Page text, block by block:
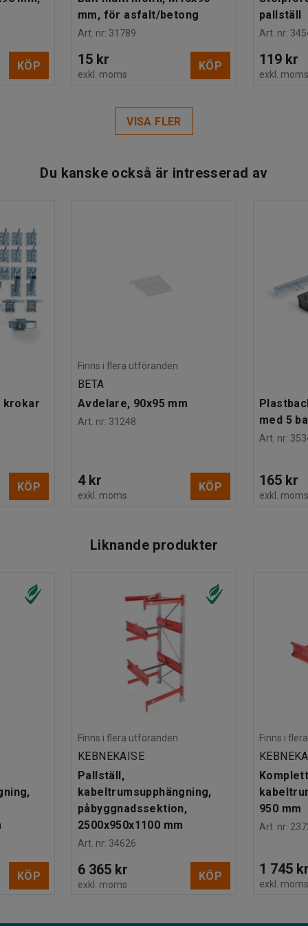
KÖP
mm, för asfalt/betong
Art. nr: 31789
15 kr
exkl. moms
KÖP
pallställ
Art. nr:
119 kr
exkl. moms
VISA FLER
Du kanske också är intresserad av
krokar
KÖP
Finns i flera utföranden
BETA
Avdelare, 90x95 mm
Art. nr: 31248
4 kr
exkl. moms
KÖP
med 5
Art. nr:
165 kr
exkl. moms
Liknande produkter
KÖP
Finns i flera utföranden
KEBNEKAISE
Pallställ,
kabeltrumsupphängning,
påbyggnadssektion,
2500x950x1100 mm
Art. nr: 34626
6 365 kr
exkl. moms
KÖP
Finns i
950 mm
Art. nr:
1 745 kr
exkl. moms